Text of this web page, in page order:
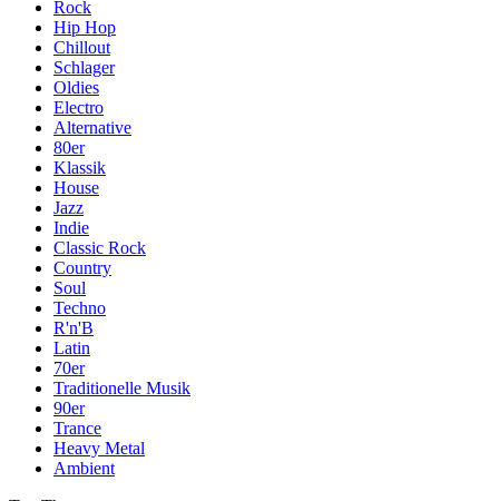
Rock
Hip Hop
Chillout
Schlager
Oldies
Electro
Alternative
80er
Klassik
House
Jazz
Indie
Classic Rock
Country
Soul
Techno
R'n'B
Latin
70er
Traditionelle Musik
90er
Trance
Heavy Metal
Ambient